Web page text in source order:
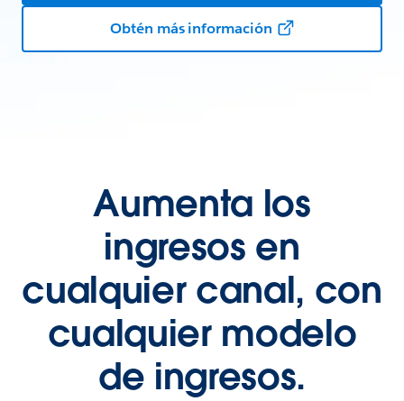
Obtén más información
Aumenta los
ingresos en
cualquier canal, con
cualquier modelo
de ingresos.